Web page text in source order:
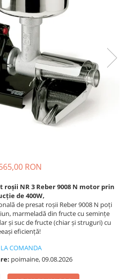
fructe
RON
NR 3 Reber 9008 N motor prin
de 400W,
de presat roșii Reber 9008 N poți
marmeladă din fructe cu semințe
și suc de fructe (chiar și struguri) cu
eficiență!
LA COMANDA
poimaine, 09.08.2026